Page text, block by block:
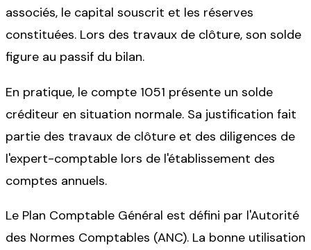
associés, le capital souscrit et les réserves
constituées. Lors des travaux de clôture, son solde
figure au passif du bilan.
En pratique, le compte 1051 présente un solde
créditeur en situation normale. Sa justification fait
partie des travaux de clôture et des diligences de
l'expert-comptable lors de l'établissement des
comptes annuels.
Le Plan Comptable Général est défini par l'Autorité
des Normes Comptables (ANC). La bonne utilisation